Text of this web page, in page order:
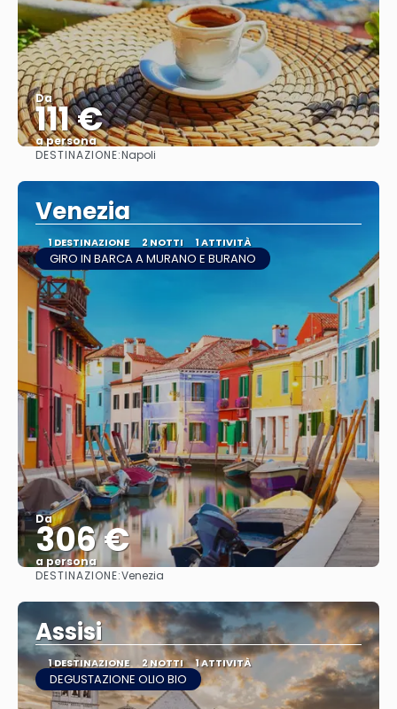
Da
111 €
a persona
DESTINAZIONE:Napoli
Venezia
1 DESTINAZIONE 2 NOTTI 1 ATTIVITÀ
GIRO IN BARCA A MURANO E BURANO
Da
306 €
a persona
DESTINAZIONE:Venezia
Assisi
1 DESTINAZIONE 2 NOTTI 1 ATTIVITÀ
DEGUSTAZIONE OLIO BIO